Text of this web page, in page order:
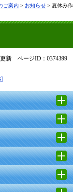
ご案内 > お知らせ > 夏休み作
更新 ページID：0374399